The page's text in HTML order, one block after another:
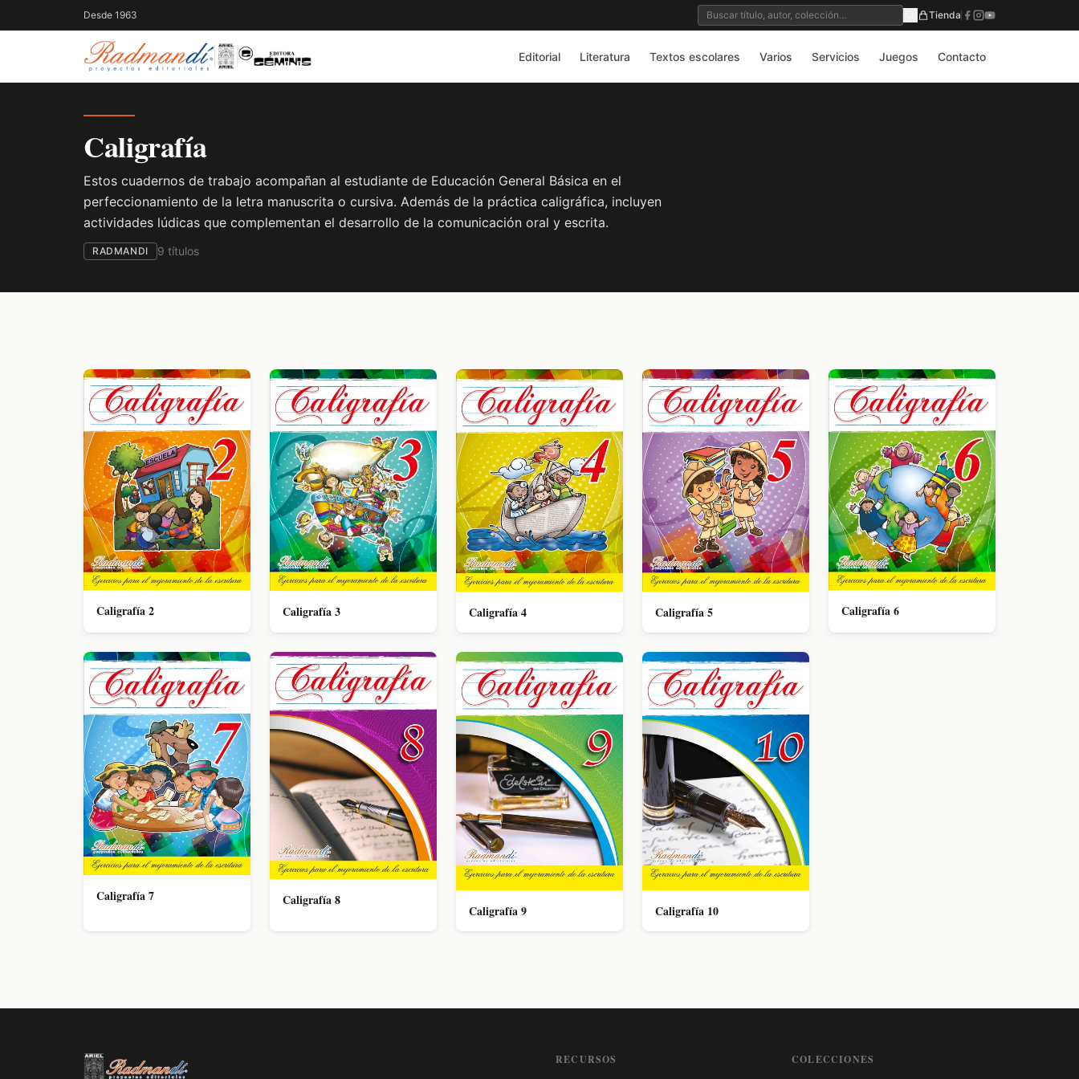
Desde 1963 Tienda
Editorial Literatura Textos escolares Varios Servicios Juegos Contacto
Caligrafía
Estos cuadernos de trabajo acompañan al estudiante de Educación General Básica en el
perfeccionamiento de la letra manuscrita o cursiva. Además de la práctica caligráfica, incluyen
actividades lúdicas que complementan el desarrollo de la comunicación oral y escrita.
RADMANDI 9 títulos
Caligrafía 2 Caligrafía 3 Caligrafía 4 Caligrafía 5 Caligrafía 6
Caligrafía 7 Caligrafía 8
Caligrafía 9 Caligrafía 10
RECURSOS COLECCIONES